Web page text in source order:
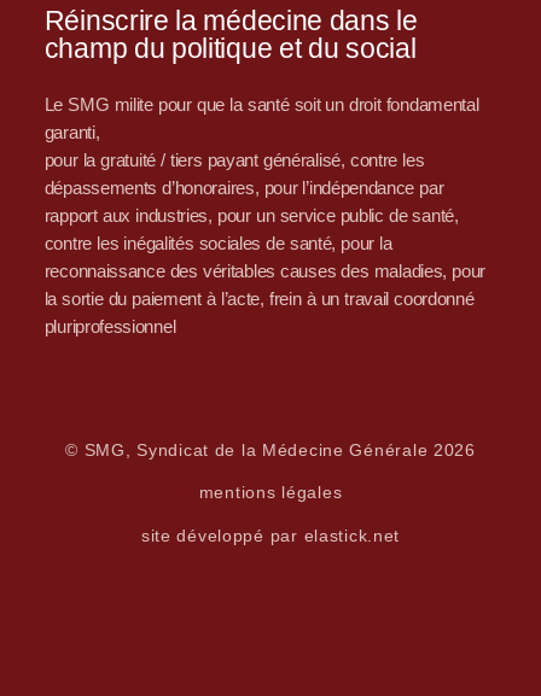
Réinscrire la médecine dans le
champ du politique et du social
Le SMG milite pour que la santé soit un droit fondamental
garanti,
pour la gratuité / tiers payant généralisé, contre les
dépassements d’honoraires, pour l’indépendance par
rapport aux industries, pour un service public de santé,
contre les inégalités sociales de santé, pour la
reconnaissance des véritables causes des maladies, pour
la sortie du paiement à l’acte, frein à un travail coordonné
pluriprofessionnel
© SMG, Syndicat de la Médecine Générale 2026
mentions légales
site développé par elastick.net